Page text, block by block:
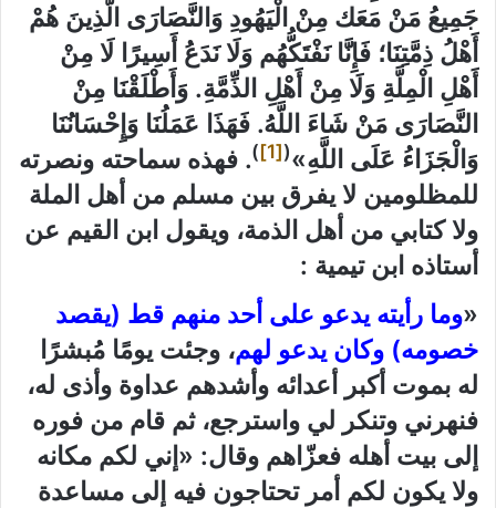
جَمِيعُ مَنْ مَعَك مِنْ الْيَهُودِ وَالنَّصَارَى الَّذِينَ هُمْ
أَهْلُ ذِمَّتِنَا؛ فَإِنَّا نَفْتَكُّهُم وَلَا نَدَعُ أَسِيرًا لَا مِنْ
أَهْلِ الْمِلَّةِ وَلَا مِنْ أَهْلِ الذِّمَّةِ. وَأَطْلَقْنَا مِنْ
النَّصَارَى مَنْ شَاءَ اللَّهُ. فَهَذَا عَمَلُنَا وَإِحْسَانُنَا
وَالْجَزَاءُ عَلَى اللَّهِ»(
[1]
). فهذه سماحته ونصرته
للمظلومين لا يفرق بين مسلم من أهل الملة
ولا كتابي من أهل الذمة، ويقول ابن القيم عن
أستاذه ابن تيمية :
«وما رأيته يدعو على أحد منهم قط (يقصد
خصومه) وكان يدعو لهم، وجئت يومًا مُبشرًا
له بموت أكبر أعدائه وأشدهم عداوة وأذى له،
فنهرني وتنكر لي واسترجع، ثم قام من فوره
إلى بيت أهله فعزّاهم وقال: «إني لكم مكانه
ولا يكون لكم أمر تحتاجون فيه إلى مساعدة